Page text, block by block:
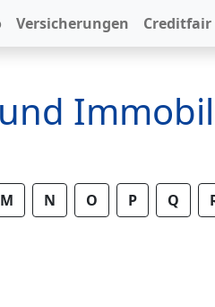
Versicherungen Creditfair
M N O P Q